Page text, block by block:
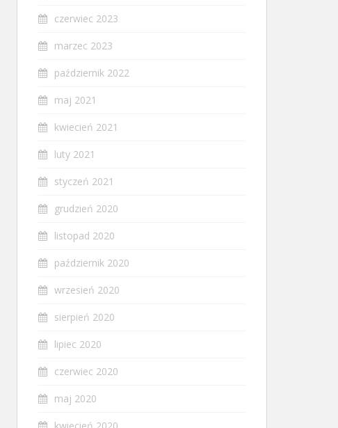
czerwiec 2023
marzec 2023
październik 2022
maj 2021
kwiecień 2021
luty 2021
styczeń 2021
grudzień 2020
listopad 2020
październik 2020
wrzesień 2020
sierpień 2020
lipiec 2020
czerwiec 2020
maj 2020